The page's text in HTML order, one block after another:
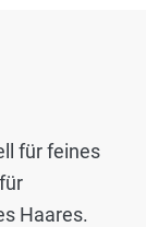
für feines
Haares.